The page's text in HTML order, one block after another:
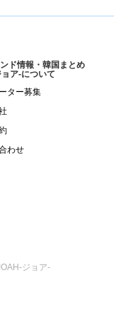
ド情報・韓国まとめ
ア-について
ター募集
わせ
ジョア-